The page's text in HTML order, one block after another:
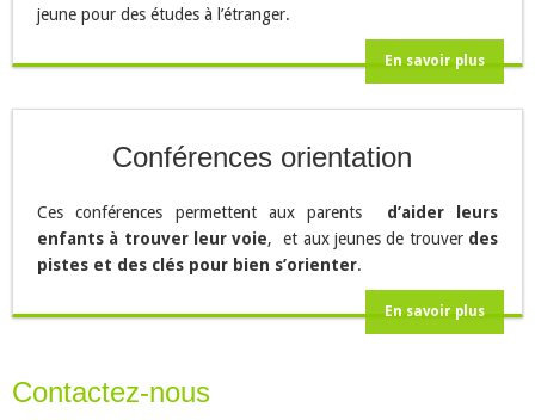
jeune pour des études à l’étranger.
En savoir plus
Conférences orientation
Ces conférences permettent aux parents d’aider leurs
enfants à trouver leur voie, et aux jeunes de trouver des
pistes et des clés pour bien s’orienter.
En savoir plus
Contactez-nous